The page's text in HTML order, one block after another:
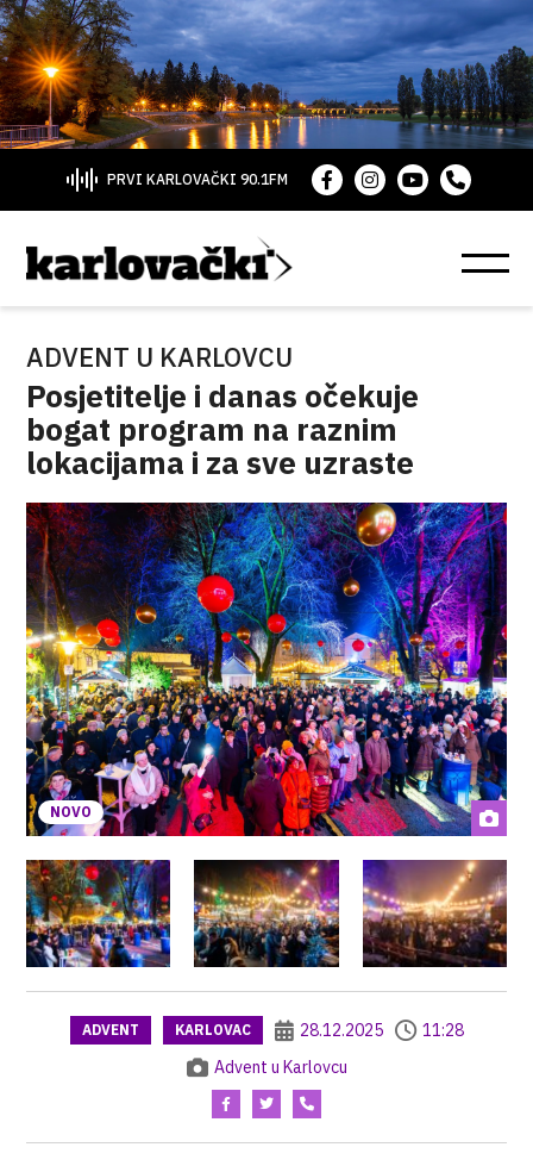
PRVI KARLOVAČKI 90.1FM
ADVENT U KARLOVCU
Posjetitelje i danas očekuje
bogat program na raznim
lokacijama i za sve uzraste
NOVO
ADVENT KARLOVAC 28.12.2025
11:28
Advent u Karlovcu